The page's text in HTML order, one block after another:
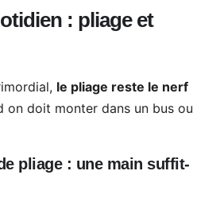
: pliage et
le pliage reste le nerf
on doit monter dans un bus ou
pliage : une main suffit-